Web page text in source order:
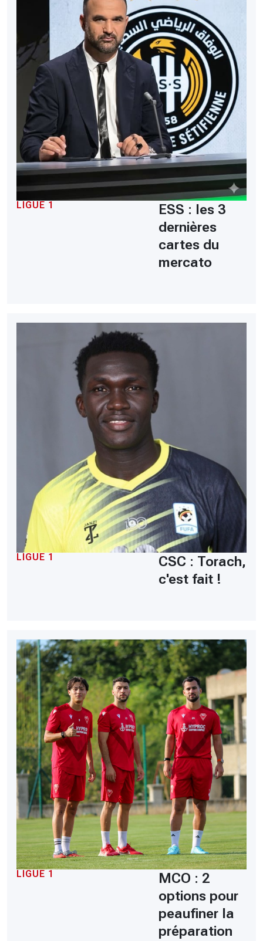
LIGUE 1
ESS : les 3
dernières
cartes du
mercato
LIGUE 1
CSC : Torach,
c'est fait !
LIGUE 1
MCO : 2
options pour
peaufiner la
préparation